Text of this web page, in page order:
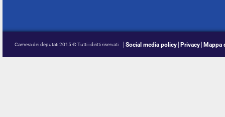
Camera dei deputati 2015 © Tutti i diritti riservati Social media policy Privacy Mappa